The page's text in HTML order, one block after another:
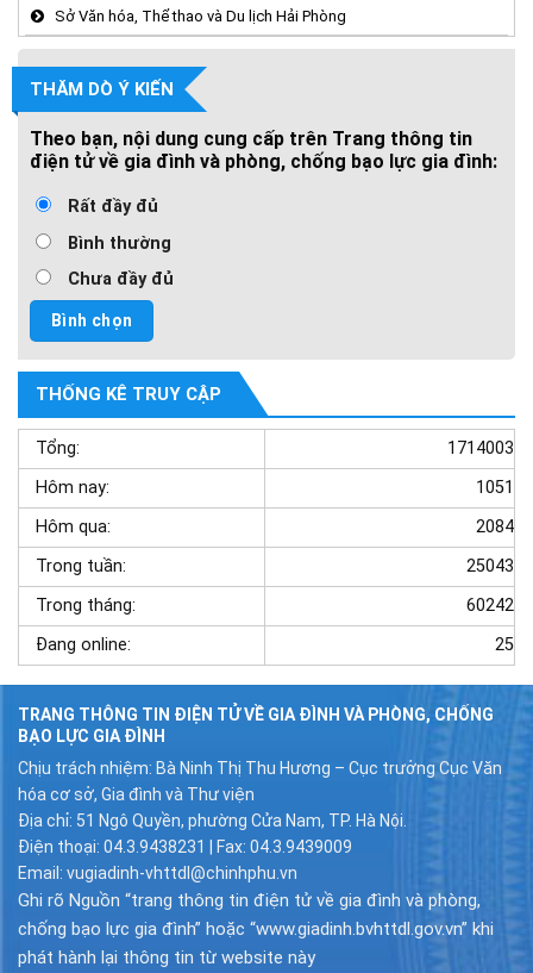
Sở Văn hóa, Thể thao và Du lịch Hải Phòng
THĂM DÒ Ý KIẾN
Theo bạn, nội dung cung cấp trên Trang thông tin
điện tử về gia đình và phòng, chống bạo lực gia đình:
Rất đầy đủ
Bình thường
Chưa đầy đủ
THỐNG KÊ TRUY CẬP
Tổng:
1714003
Hôm nay:
1051
Hôm qua:
2084
Trong tuần:
25043
Trong tháng:
60242
Đang online:
25
TRANG THÔNG TIN ĐIỆN TỬ VỀ GIA ĐÌNH VÀ PHÒNG, CHỐNG
BẠO LỰC GIA ĐÌNH
Chịu trách nhiệm: Bà Ninh Thị Thu Hương – Cục trưởng Cục Văn
hóa cơ sở, Gia đình và Thư viện
Địa chỉ: 51 Ngô Quyền, phường Cửa Nam, TP. Hà Nội.
Điện thoại: 04.3.9438231 | Fax: 04.3.9439009
Email: vugiadinh-vhttdl@chinhphu.vn
Ghi rõ Nguồn “trang thông tin điện tử về gia đình và phòng,
chống bạo lực gia đình” hoặc “www.giadinh.bvhttdl.gov.vn” khi
phát hành lại thông tin từ website này